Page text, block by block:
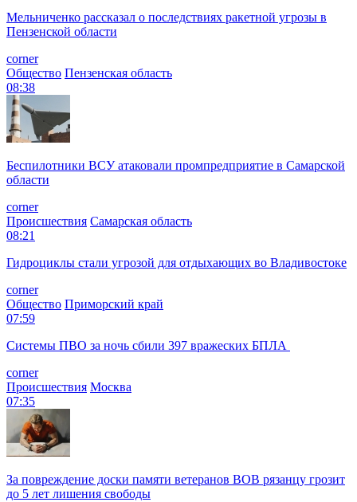
Мельниченко рассказал о последствиях ракетной угрозы в
Пензенской области
corner
Общество Пензенская область
08:38
Беспилотники ВСУ атаковали промпредприятие в Самарской
области
corner
Происшествия Самарская область
08:21
Гидроциклы стали угрозой для отдыхающих во Владивостоке
corner
Общество Приморский край
07:59
Системы ПВО за ночь сбили 397 вражеских БПЛА
corner
Происшествия Москва
07:35
За повреждение доски памяти ветеранов ВОВ рязанцу грозит
до 5 лет лишения свободы